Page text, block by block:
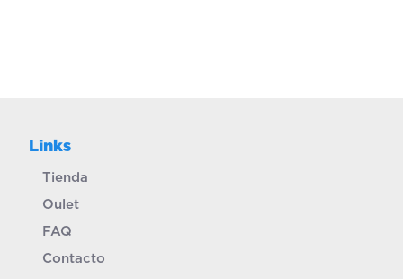
Links
Tienda
Oulet
FAQ
Contacto